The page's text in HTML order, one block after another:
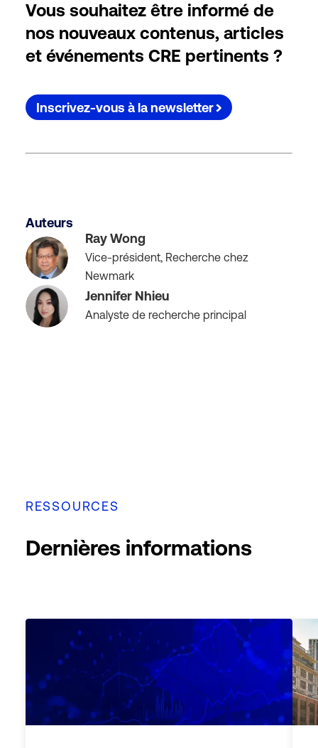
Vous souhaitez être informé de
nos nouveaux contenus, articles
et événements CRE pertinents ?
Inscrivez-vous à la newsletter
Auteurs
Ray Wong
Vice-président, Recherche chez
Newmark
Jennifer Nhieu
Analyste de recherche principal
RESSOURCES
Dernières informations